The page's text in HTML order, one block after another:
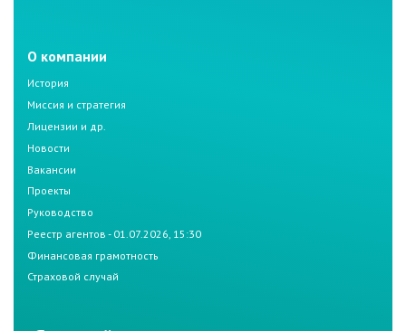
О компании
История
Миссия и стратегия
Лицензии и др.
Новости
Вакансии
Проекты
Руководство
Реестр агентов - 01.07.2026, 15:30
Финансовая грамотность
Страховой случай